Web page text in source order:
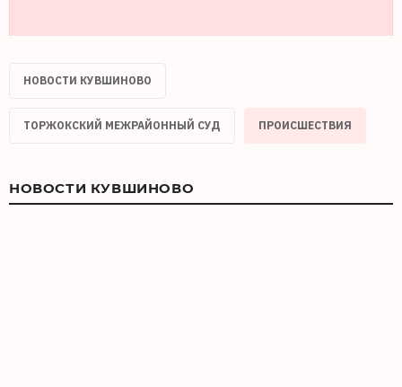
НОВОСТИ КУВШИНОВО
ТОРЖОКСКИЙ МЕЖРАЙОННЫЙ СУД ПРОИСШЕСТВИЯ
НОВОСТИ КУВШИНОВО